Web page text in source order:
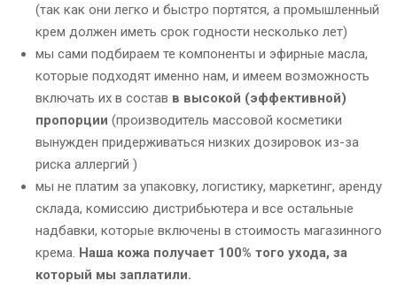
(так как они легко и быстро портятся, а промышленный
крем должен иметь срок годности несколько лет)
мы сами подбираем те компоненты и эфирные масла,
которые подходят именно нам, и имеем возможность
включать их в состав в высокой (эффективной)
пропорции (производитель массовой косметики
вынужден придерживаться низких дозировок из-за
риска аллергий )
мы не платим за упаковку, логистику, маркетинг, аренду
склада, комиссию дистрибьютера и все остальные
надбавки, которые включены в стоимость магазинного
крема. Наша кожа получает 100% того ухода, за
который мы заплатили.